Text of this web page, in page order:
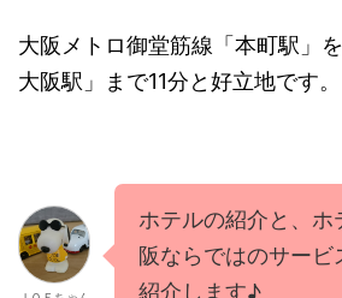
大阪メトロ御堂筋線「本町駅」
大阪駅」まで11分と好立地です。
ホテルの紹介と、ホ
阪ならではのサー
紹介します♪